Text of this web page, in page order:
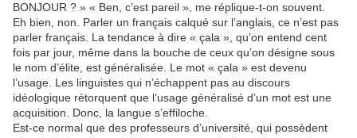
BONJOUR ? » « Ben, c’est pareil », me réplique-t-on souvent.
Eh bien, non. Parler un français calqué sur l’anglais, ce n’est pas
parler français. La tendance à dire « çala », qu’on entend cent
fois par jour, même dans la bouche de ceux qu’on désigne sous
le nom d’élite, est généralisée. Le mot « çala » est devenu
l’usage. Les linguistes qui n’échappent pas au discours
idéologique rétorquent que l’usage généralisé d’un mot est une
acquisition. Donc, la langue s’effiloche.
Est-ce normal que des professeurs d’université, qui possèdent